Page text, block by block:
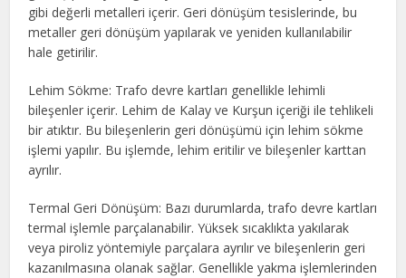
gibi değerli metalleri içerir. Geri dönüşüm tesislerinde, bu
metaller geri dönüşüm yapılarak ve yeniden kullanılabilir
hale getirilir.
Lehim Sökme: Trafo devre kartları genellikle lehimli
bileşenler içerir. Lehim de Kalay ve Kurşun içeriği ile tehlikeli
bir atıktır. Bu bileşenlerin geri dönüşümü için lehim sökme
işlemi yapılır. Bu işlemde, lehim eritilir ve bileşenler karttan
ayrılır.
Termal Geri Dönüşüm: Bazı durumlarda, trafo devre kartları
termal işlemle parçalanabilir. Yüksek sıcaklıkta yakılarak
veya piroliz yöntemiyle parçalara ayrılır ve bileşenlerin geri
kazanılmasına olanak sağlar. Genellikle yakma işlemlerinden